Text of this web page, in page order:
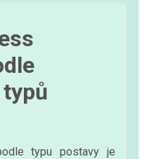
typu postavy je